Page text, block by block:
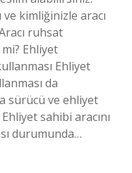
kimliğinizle aracı
ruhsat
Ehliyet
Ehliyet
da
sürücü ve ehliyet
sahibi aracını
durumunda…